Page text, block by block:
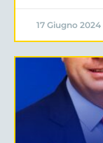
17 Giugno 2024